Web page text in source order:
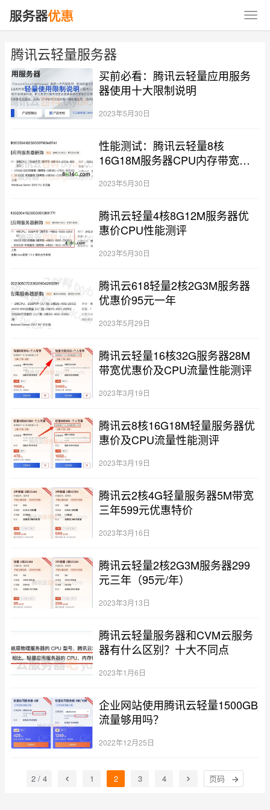
腾讯云轻量服务器
买前必看：腾讯云轻量应用服务
器使用十大限制说明
2023年5月30日
性能测试：腾讯云轻量8核
16G18M服务器CPU内存带宽系
2023年5月30日
腾讯云轻量4核8G12M服务器优
惠价CPU性能测评
2023年5月30日
腾讯云618轻量2核2G3M服务器
优惠价95元一年
2023年5月29日
腾讯云轻量16核32G服务器28M
带宽优惠价及CPU流量性能测评
2023年3月19日
腾讯云8核16G18M轻量服务器优
惠价及CPU流量性能测评
2023年3月19日
腾讯云2核4G轻量服务器5M带宽
三年599元优惠特价
2023年3月16日
腾讯云轻量2核2G3M服务器299
元三年（95元/年）
2023年3月13日
腾讯云轻量服务器和CVM云服务
器有什么区别？十大不同点
2023年1月6日
企业网站使用腾讯云轻量1500GB
流量够用吗？
2022年12月25日
2 / 4 1 2 3 4